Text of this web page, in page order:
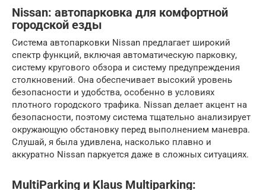
Nissan: автопарковка для комфортной
городской езды
Система автопарковки Nissan предлагает широкий
спектр функций, включая автоматическую парковку,
систему кругового обзора и систему предупреждения
столкновений. Она обеспечивает высокий уровень
безопасности и удобства, особенно в условиях
плотного городского трафика. Nissan делает акцент на
безопасности, поэтому система тщательно анализирует
окружающую обстановку перед выполнением маневра.
Слушай, я была удивлена, насколько плавно и
аккуратно Nissan паркуется даже в сложных ситуациях.
MultiParking и Klaus Multiparking: